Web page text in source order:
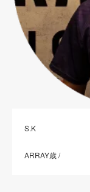
S.K
ARRAY歳 /